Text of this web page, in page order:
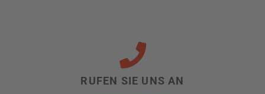
RUFEN SIE UNS AN